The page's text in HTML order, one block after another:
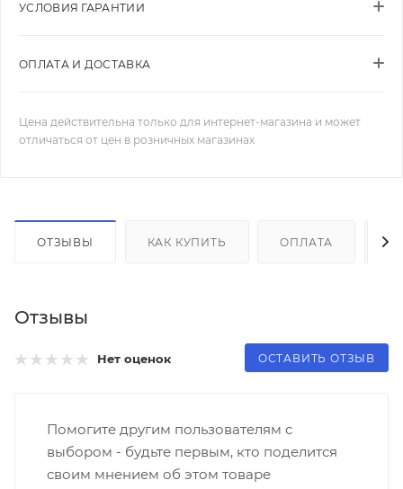
УСЛОВИЯ ГАРАНТИИ
ОПЛАТА И ДОСТАВКА
Цена действительна только для интернет-магазина и может
отличаться от цен в розничных магазинах
ОТЗЫВЫ КАК КУПИТЬ ОПЛАТА
Отзывы
Нет оценок ОСТАВИТЬ ОТЗЫВ
Помогите другим пользователям с
выбором - будьте первым, кто поделится
своим мнением об этом товаре